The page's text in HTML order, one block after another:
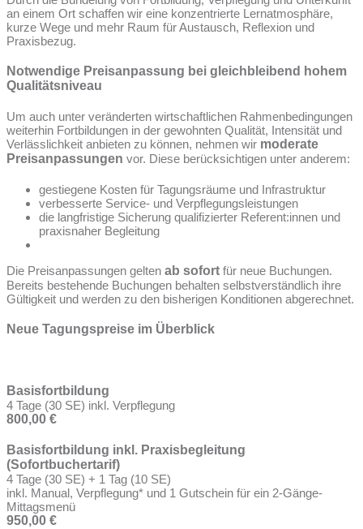
an einem Ort schaffen wir eine konzentrierte Lernatmosphäre,
kurze Wege und mehr Raum für Austausch, Reflexion und
Praxisbezug.
Notwendige Preisanpassung bei gleichbleibend hohem
Qualitätsniveau
Um auch unter veränderten wirtschaftlichen Rahmenbedingungen
weiterhin Fortbildungen in der gewohnten Qualität, Intensität und
Verlässlichkeit anbieten zu können, nehmen wir moderate
Preisanpassungen vor. Diese berücksichtigen unter anderem:
gestiegene Kosten für Tagungsräume und Infrastruktur
verbesserte Service- und Verpflegungsleistungen
die langfristige Sicherung qualifizierter Referent:innen und
praxisnaher Begleitung
Die Preisanpassungen gelten ab sofort für neue Buchungen.
Bereits bestehende Buchungen behalten selbstverständlich ihre
Gültigkeit und werden zu den bisherigen Konditionen abgerechnet.
Neue Tagungspreise im Überblick
Basisfortbildung
4 Tage (30 SE) inkl. Verpflegung
800,00 €
Basisfortbildung inkl. Praxisbegleitung
(Sofortbuchertarif)
4 Tage (30 SE) + 1 Tag (10 SE)
inkl. Manual, Verpflegung* und 1 Gutschein für ein 2-Gänge-
Mittagsmenü
950,00 €